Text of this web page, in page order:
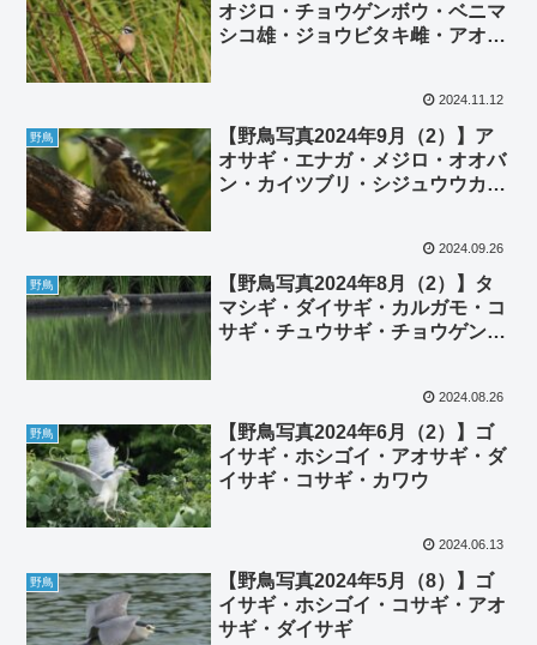
オジロ・チョウゲンボウ・ベニマ
シコ雄・ジョウビタキ雌・アオサ
2024.11.12
野鳥
【野鳥写真2024年9月（2）】ア
オサギ・エナガ・メジロ・オオバ
ン・カイツブリ・シジュウウカ
2024.09.26
野鳥
【野鳥写真2024年8月（2）】タ
マシギ・ダイサギ・カルガモ・コ
サギ・チュウサギ・チョウゲンボ
2024.08.26
野鳥
【野鳥写真2024年6月（2）】ゴ
イサギ・ホシゴイ・アオサギ・ダ
イサギ・コサギ・カワウ
2024.06.13
野鳥
【野鳥写真2024年5月（8）】ゴ
イサギ・ホシゴイ・コサギ・アオ
サギ・ダイサギ